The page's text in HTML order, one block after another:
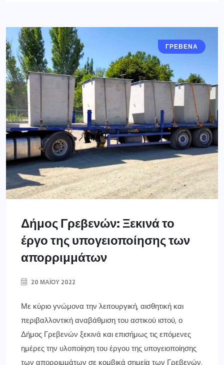
ΓΡΕΒΕΝΑ
Δήμος Γρεβενών: Ξεκινά το
έργο της υπογειοποίησης των
απορριμμάτων
20 ΜΑΪ́ΟΥ 2022
Με κύριο γνώμονα την λειτουργική, αισθητική και
περιβαλλοντική αναβάθμιση του αστικού ιστού, ο
Δήμος Γρεβενών ξεκινά και επισήμως τις επόμενες
ημέρες την υλοποίηση του έργου της υπογειοποίησης
των απορριμμάτων σε κομβικά σημεία των Γρεβενών.